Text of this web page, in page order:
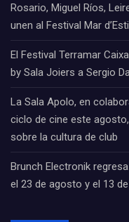
Rosario, Miguel Ríos,
unen al Festival Mar
El Festival Terramar
by Sala Joiers a Sergio
La Sala Apolo, en
ciclo de cine este
sobre la cultura de club
Brunch Electronik
el 23 de agosto y el 13